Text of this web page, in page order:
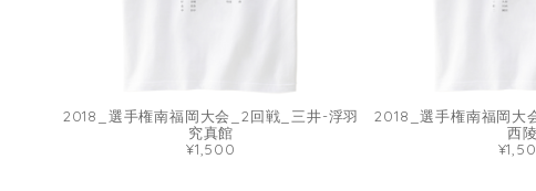
2018_選手権南福岡大会_2回戦_三井-浮羽
究真館
¥1,500
2018_選手権南福岡大
西陵